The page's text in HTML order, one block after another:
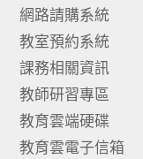
網路請購系統
教室預約系統
課務相關資訊
教師研習專區
教育雲端硬碟
教育雲電子信箱